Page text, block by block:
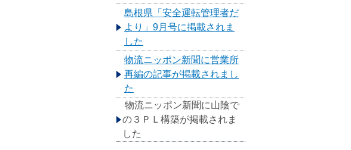
島根県「安全運転管理者だ
より」9月号に掲載されま
した
物流ニッポン新聞に営業所
再編の記事が掲載されまし
た
物流ニッポン新聞に山陰で
の３ＰＬ構築が掲載されま
した